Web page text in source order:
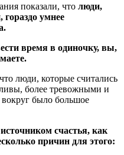
показали, что люди,
умнее
время в одиночку, вы,
люди, которые считались
более тревожными и
было большое
счастья, как
причин для этого: